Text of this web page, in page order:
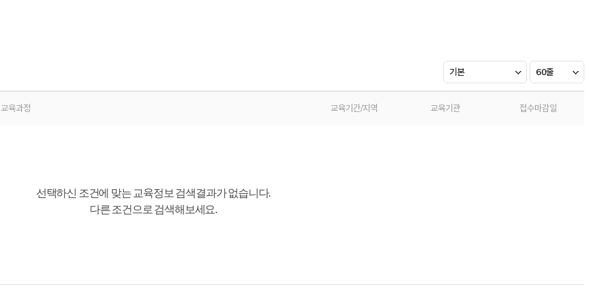
기본 60줄
교육과정 교육기간/지역 교육기관 접수마감일
선택하신 조건에 맞는 교육정보 검색결과가 없습니다.
다른 조건으로 검색해보세요.